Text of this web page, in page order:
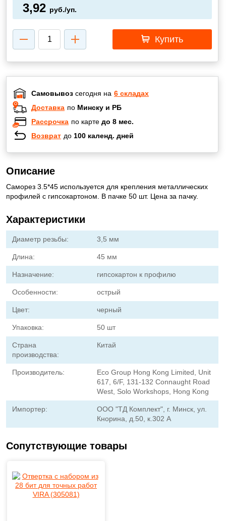
3,92 руб./уп.
Купить
Самовывоз сегодня на 6 складах
Доставка по Минску и РБ
Рассрочка по карте до 8 мес.
Возврат до 100 календ. дней
Описание
Саморез 3.5*45 используется для крепления металлических
профилей с гипсокартоном. В пачке 50 шт. Цена за пачку.
Характеристики
Диаметр резьбы: 3,5 мм
Длина: 45 мм
Назначение: гипсокартон к профилю
Особенности: острый
Цвет: черный
Упаковка: 50 шт
Страна
производства:
Китай
Производитель:
Eco Group Hong Kong Limited, Unit
617, 6/F, 131-132 Connaught Road
West, Solo Workshops, Hong Kong
Импортер:
ООО "ТД Комплект", г. Минск, ул.
Кнорина, д.50, к.302 А
Сопутствующие товары